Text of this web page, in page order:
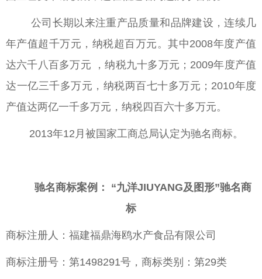
公司长期以来注重产品质量和品牌建设，连续几
年产值超千万元，纳税超百万元。其中2008年度产值
达六千八百多万元 ，纳税九十多万元；2009年度产值
达一亿三千多万元，纳税两百七十多万元；2010年度
产值达两亿一千多万元，纳税四百六十多万元。
2013年12月被国家工商总局认定为驰名商标。
驰名商标案例： “九洋JIUYANG及图形”驰名商
标
商标注册人：福建福鼎海鸥水产食品有限公司
商标注册号：第1498291号，商标类别：第29类